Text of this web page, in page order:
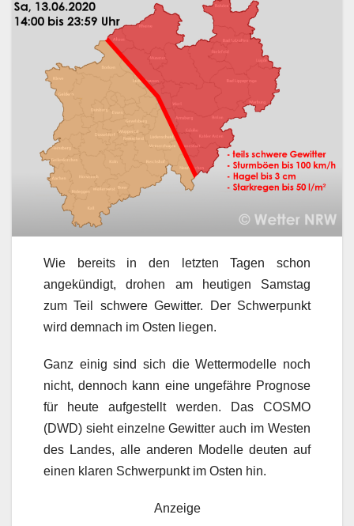
Wie bereits in den letzten Tagen schon
angekündigt, drohen am heutigen Samstag
zum Teil schwere Gewitter. Der Schwerpunkt
wird demnach im Osten liegen.
Ganz einig sind sich die Wettermodelle noch
nicht, dennoch kann eine ungefähre Prognose
für heute aufgestellt werden. Das COSMO
(DWD) sieht einzelne Gewitter auch im Westen
des Landes, alle anderen Modelle deuten auf
einen klaren Schwerpunkt im Osten hin.
Anzeige